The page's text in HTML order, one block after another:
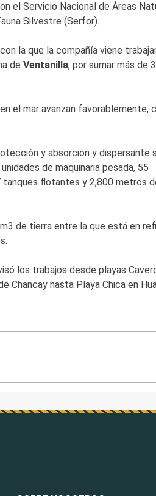
el Servicio Nacional de Áreas
Silvestre (Serfor).
la que la compañía viene
de Ventanilla, por sumar más de
el mar avanzan favorablemente,
y absorción y dispersante
de maquinaria pesada, 55
tanques flotantes y 2,800 metros
de tierra entre la que está en
los trabajos desde playas
Chancay hasta Playa Chica en